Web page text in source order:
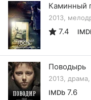
Каминный
2013,
7.4
Поводырь
2013,
IMDb 7.6